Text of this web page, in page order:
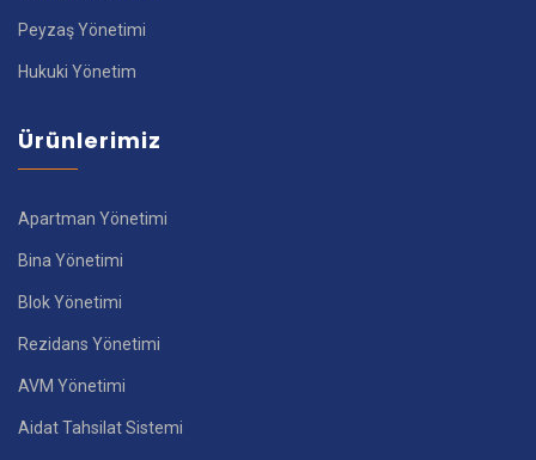
Peyzaş Yönetimi
Hukuki Yönetim
Ürünlerimiz
Apartman Yönetimi
Bina Yönetimi
Blok Yönetimi
Rezidans Yönetimi
AVM Yönetimi
Aidat Tahsilat Sistemi